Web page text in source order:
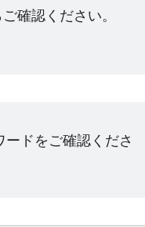
確認ください。​
ドをご確認くださ